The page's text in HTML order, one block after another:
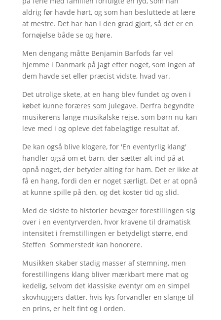
aldrig før havde hørt, og som han besluttede at lære
at mestre. Det har han i den grad gjort, så det er en
fornøjelse både se og høre.
Men dengang måtte Benjamin Barfods far vel
hjemme i Danmark på jagt efter noget, som ingen af
dem havde set eller præcist vidste, hvad var.
Det utrolige skete, at en hang blev fundet og oven i
købet kunne foræres som julegave. Derfra begyndte
musikerens lange musikalske rejse, som børn nu kan
leve med i og opleve det fabelagtige resultat af.
De kan også blive klogere, for 'En eventyrlig klang'
handler også om et barn, der sætter alt ind på at
opnå noget, der betyder alting for ham. Det er ikke at
få en hang, fordi den er noget særligt. Det er at opnå
at kunne spille på den, og det koster tid og slid.
Med de sidste to historier bevæger forestillingen sig
over i en eventyrverden, hvor kravene til dramatisk
intensitet i fremstillingen er betydeligt større, end
Steffen Sommerstedt kan honorere.
Musikken skaber stadig masser af stemning, men
forestillingens klang bliver mærkbart mere mat og
kedelig, selvom det klassiske eventyr om en simpel
skovhuggers datter, hvis kys forvandler en slange til
en prins, er helt fint og i orden.